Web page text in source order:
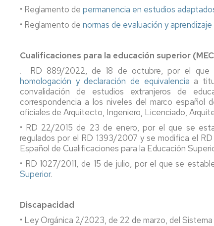
• Reglamento de permanencia en estudios
• Reglamento de normas de evaluación y aprendizaje
Cualificaciones para la educación superior
. RD 889/2022, de 18 de octubre, por el que
homologación y declaración de equivalencia a
convalidación de estudios extranjeros de
correspondencia a los niveles del marco español
oficiales de Arquitecto, Ingeniero, Licenciado,
• RD 22/2015 de 23 de enero, por el que se
regulados por el RD 1393/2007 y se modifica el
Español de Cualificaciones para la Educación
• RD 1027/2011, de 15 de julio, por el que se
Superior.
Discapacidad
• Ley Orgánica 2/2023, de 22 de marzo, del